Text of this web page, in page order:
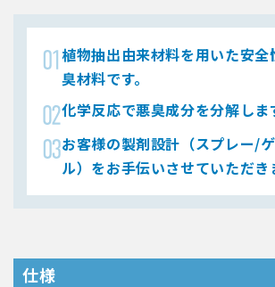
植物抽出由来材料を用いた安全
臭材料です。
化学反応で悪臭成分を分解しま
お客様の製剤設計（スプレー/
ル）をお手伝いさせていただき
仕様